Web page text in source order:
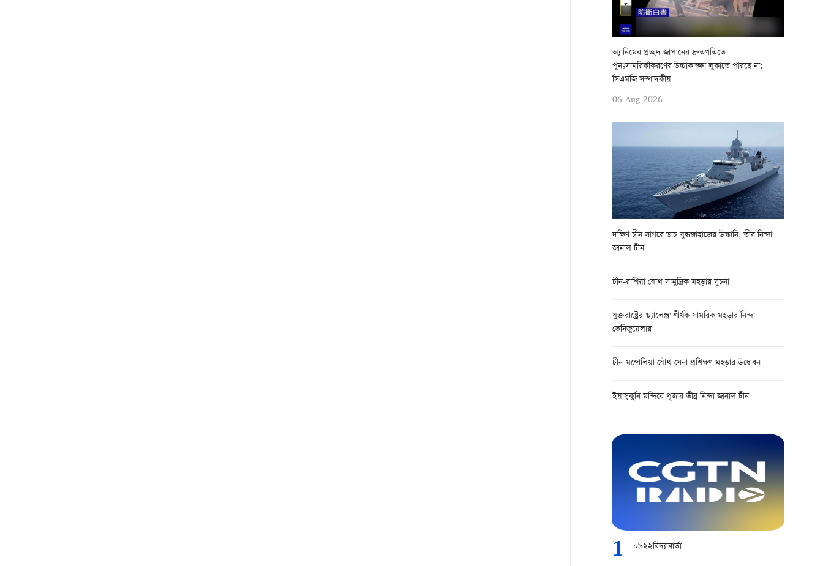
অ্যানিমের প্রচ্ছদ জাপানের দ্রুতগতিতে
পুনঃসামরিকীকরণের উচ্চাকাঙ্ক্ষা লুকাতে পারছে না:
সিএমজি সম্পাদকীয়
06-Aug-2026
দক্ষিণ চীন সাগরে ডাচ যুদ্ধজাহাজের উস্কানি, তীব্র নিন্দা
জানাল চীন
চীন-রাশিয়া যৌথ সামুদ্রিক মহড়ার সূচনা
যুক্তরাষ্ট্রের 'চ্যালেঞ্জ' শীর্ষক সামরিক মহড়ার নিন্দা
ভেনিজুয়েলার
চীন-মঙ্গোলিয়া যৌথ সেনা প্রশিক্ষণ মহড়ার উদ্বোধন
ইয়াসুকুনি মন্দিরে পূজার তীব্র নিন্দা জানাল চীন
1 ০৯২২বিদ্যাবার্তা